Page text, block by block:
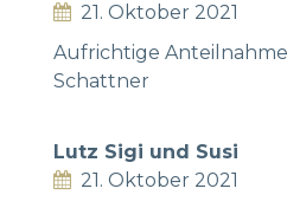
21. Oktober 2021
Aufrichtige
Schattner
Lutz Sigi und Susi
21. Oktober 2021